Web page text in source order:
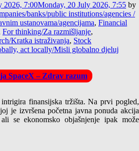
2026, 7:00Monday, 20 July 2026, 7:55 by
banks/public institutions/agencies /
ustanovama/agencijama, Financial
For thinking/Za razmišljanje,
Kratka istraživanja, Stock
act locally/Misli globalno djeluj
SpaceX – Zdrav razum
finansijska tržišta. Na prvi pogled,
je izvršena početna javna ponuda akcija
se ekonomsko objašnjenje ipak može